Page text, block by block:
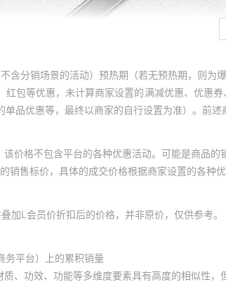
含分销场景的活动）预热期（若无预热期，则
包等优惠，未计算商家设置的满减优惠、优惠
品优惠等，最终以商家的自行设置为准）。前
价格不包含平台的各种优惠活动。可能是商品
销售标价，具体的成交价格根据商家设置的各种
L会员价折扣后的价格，并非原价，仅供参考。
务平台）上的累积销量
、功效、功能等多维度要素具有高度的相似性，